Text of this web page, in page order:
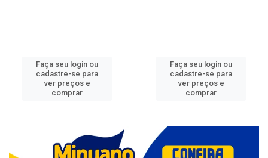
Faça seu login ou
cadastre-se para
ver preços e
comprar
Faça seu login ou
cadastre-se para
ver preços e
comprar